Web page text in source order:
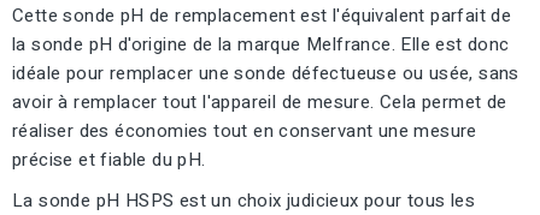
Cette sonde pH de remplacement est l'équivalent parfait de
la sonde pH d'origine de la marque Melfrance. Elle est donc
idéale pour remplacer une sonde défectueuse ou usée, sans
avoir à remplacer tout l'appareil de mesure. Cela permet de
réaliser des économies tout en conservant une mesure
précise et fiable du pH.
La sonde pH HSPS est un choix judicieux pour tous les